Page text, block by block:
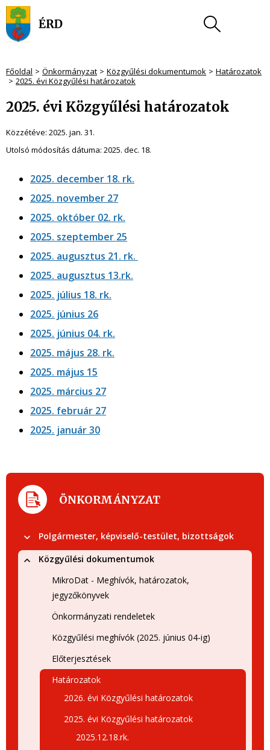
Főoldal Önkormányzat Közgyűlési dokumentumok
Határozatok
2025. évi Közgyűlési határozatok
2025. évi Közgyűlési határozatok
Közzétéve: 2025. jan. 31.
Utolsó módosítás dátuma: 2025. dec. 18.
2025. december 18. rk.
2025. november 27
2025. október 02. rk.
2025. szeptember 25
2025. augusztus 21. rk.
2025. augusztus 13.rk.
2025. július 18. rk.
2025. június 26
2025. június 04. rk.
2025. május 28. rk.
2025. május 15
2025. március 27
2025. február 27
2025. január 30
ÖNKORMÁNYZAT
Polgármester, képviselő-testület, bizottságok
Közgyűlési dokumentumok
MikroDat - Meghívók, határozatok,
jegyzőkönyvek
Önkormányzati rendeletek
Közgyűlési meghívók (2025. június 04-ig)
Előterjesztések
Határozatok
2026. évi Közgyűlési határozatok
2025. évi Közgyűlési határozatok
2025.12.18.rk.